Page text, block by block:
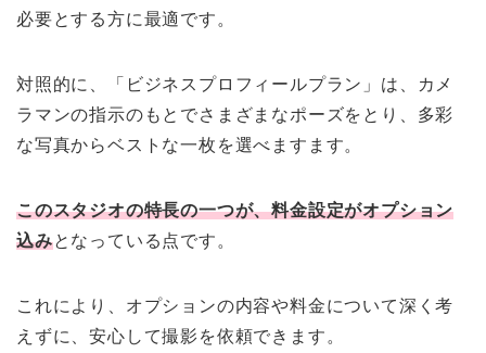
必要とする方に最適です。
対照的に、「ビジネスプロフィールプラン」は、カメ
ラマンの指示のもとでさまざまなポーズをとり、多彩
な写真からベストな一枚を選べますます。
このスタジオの特長の一つが、料金設定がオプション
込みとなっている点です。
これにより、オプションの内容や料金について深く考
えずに、安心して撮影を依頼できます。